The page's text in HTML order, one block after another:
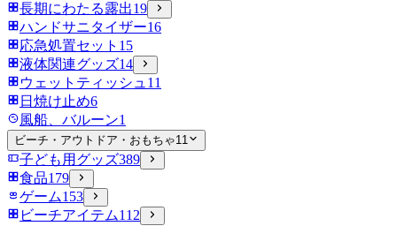
長期にわたる露出19
ハンドサニタイザー16
応急処置セット 15
液体関連グッズ14
ウェットティッシュ 11
日焼け止め6
風船、バルーン1
ビーチ・アウトドア・おもちゃ11
子ども用グッズ389
食品179
ゲーム153
ビーチアイテム112